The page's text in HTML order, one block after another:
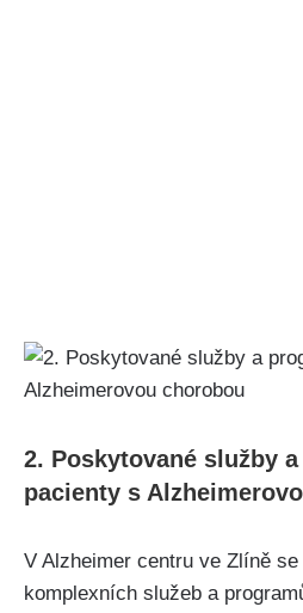
2. Poskytované služby
pacienty s
V Alzheimer centru ve Zlíně
komplexních služeb a